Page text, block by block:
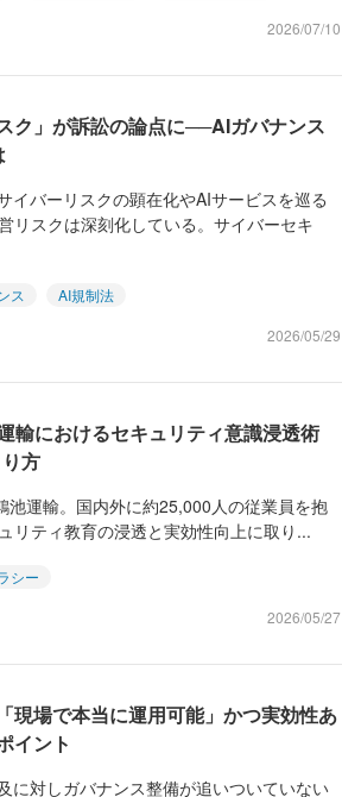
2026/07/10
ク」が訴訟の論点に──AIガバナンス
バーリスクの顕在化やAIサービスを巡る
リスクは深刻化している。サイバーセキ
ス
AI規制法
2026/05/29
輸におけるセキュリティ意識浸透術
方
運輸。国内外に約25,000人の従業員を抱
リティ教育の浸透と実効性向上に取り...
シー
2026/05/27
現場で本当に運用可能」かつ実効性あ
イント
に対しガバナンス整備が追いついていない